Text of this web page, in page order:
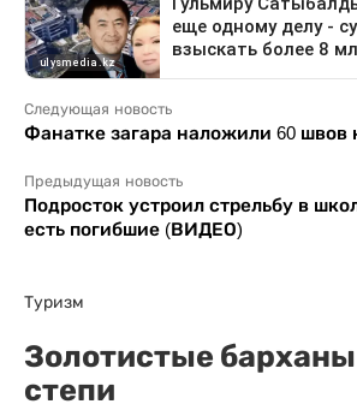
Следующая новость
Фанатке загара наложили 60 швов
Предыдущая новость
Подросток устроил стрельбу в
есть погибшие (ВИДЕО)
Туризм
Золотистые
степи